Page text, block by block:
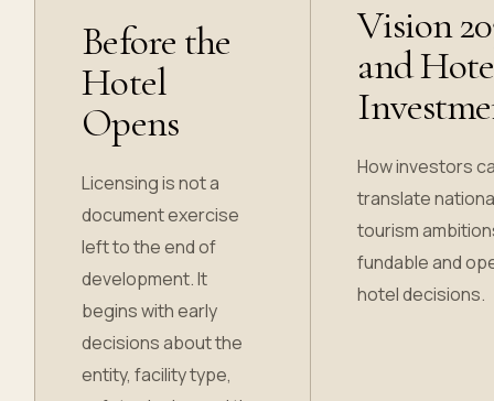
Before the
Hotel
Opens
Licensing is not a
document exercise
left to the end of
development. It
begins with early
decisions about the
entity, facility type,
Vision
and
How investors
translate
tourism
fundable and
hotel decisions.